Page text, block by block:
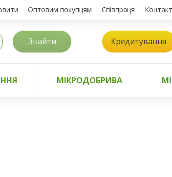
Оптовим покупцям Співпраця
Знайти Кредитування
МІКРОДОБРИВА